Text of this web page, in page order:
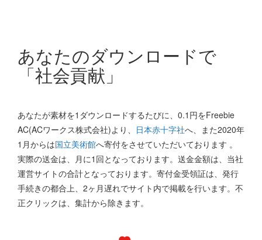
あなたのダウンロードで
「社会貢献」
あなたが素材を1ダウンロードするたびに、0.1円をFreebie
AC(ACワークス株式会社)より、 日本赤十字社へ、また2020年
1月からは国立美術館へ寄付をさせていただいております 。
実際の送金は、月に1回となっております。送金金額は、当社
運営サイトの合計となっております。寄付金受領証は、発行
手続きの都合上、2ヶ月遅れでサイト内で掲載を行います。不
正クリックは、集計から除きます。